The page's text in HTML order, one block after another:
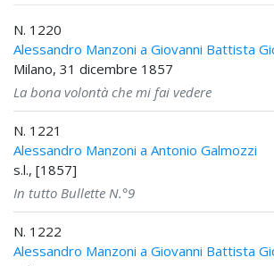
N. 1220
Alessandro Manzoni a Giovanni Battista
Milano, 31 dicembre 1857
La bona volontà che mi fai vedere
N. 1221
Alessandro Manzoni a Antonio Galmozzi
s.l., [1857]
In tutto Bullette N.°9
N. 1222
Alessandro Manzoni a Giovanni Battista